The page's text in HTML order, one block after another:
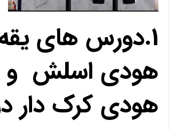
1.دورس های
هودی اسلش و
هودی کرک دار